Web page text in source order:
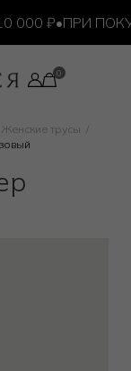
₽•ПРИ
Женские трусы